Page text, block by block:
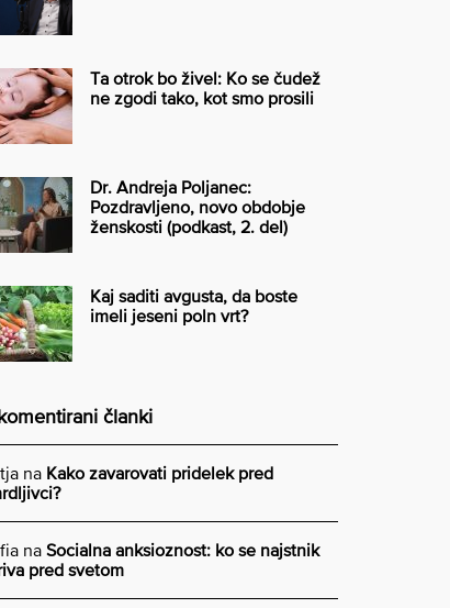
Ta otrok bo živel: Ko se čudež
ne zgodi tako, kot smo prosili
Dr. Andreja Poljanec:
Pozdravljeno, novo obdobje
ženskosti (podkast, 2. del)
Kaj saditi avgusta, da boste
imeli jeseni poln vrt?
članki
na Kako zavarovati pridelek pred
na Socialna anksioznost: ko se najstnik
pred svetom